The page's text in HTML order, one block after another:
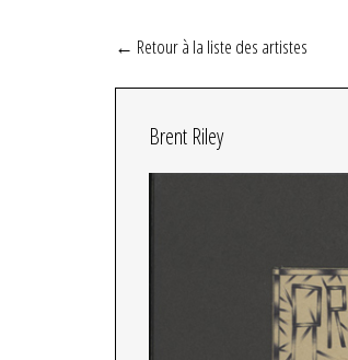
← Retour à la liste des artistes
Brent Riley